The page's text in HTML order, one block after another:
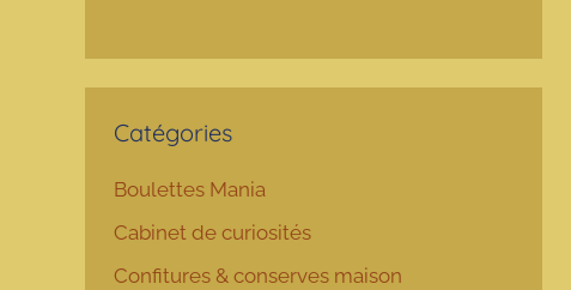
Catégories
Boulettes Mania
Cabinet de curiosités
Confitures & conserves maison